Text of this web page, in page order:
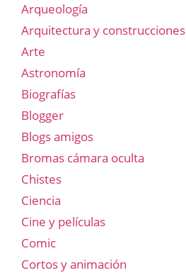
Arqueología
Arquitectura y construcciones
Arte
Astronomía
Biografías
Blogger
Blogs amigos
Bromas cámara oculta
Chistes
Ciencia
Cine y películas
Comic
Cortos y animación